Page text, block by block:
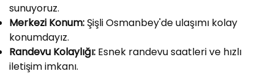
sunuyoruz.
Merkezi Konum: Şişli Osmanbey'de ulaşımı kolay
konumdayız.
Randevu Kolaylığı: Esnek randevu saatleri ve hızlı
iletişim imkanı.